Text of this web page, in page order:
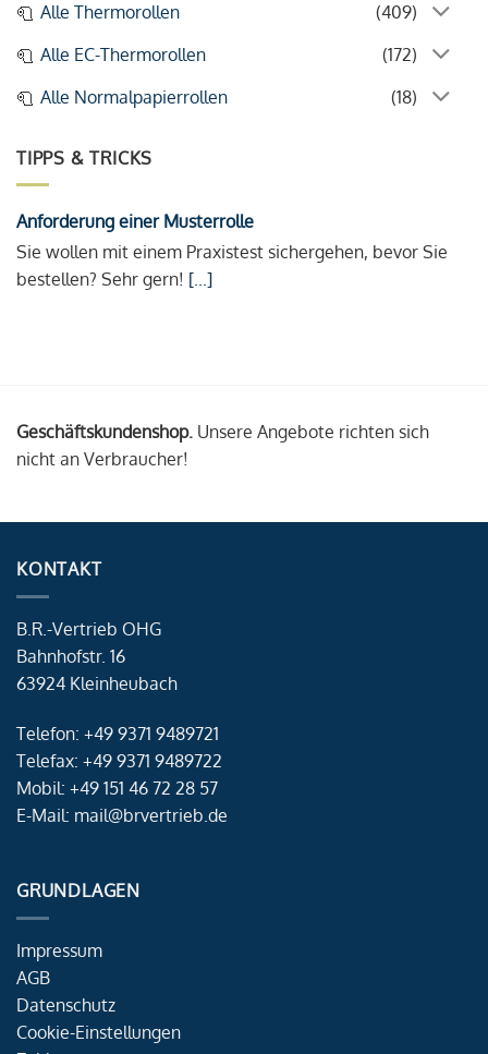
Alle Thermorollen
(409)
Alle EC-Thermorollen
(172)
Alle Normalpapierrollen
(18)
TIPPS & TRICKS
Anforderung einer Musterrolle
Sie wollen mit einem Praxistest sichergehen, bevor Sie
bestellen? Sehr gern! [...]
Geschäftskundenshop. Unsere Angebote richten sich
nicht an Verbraucher!
KONTAKT
B.R.-Vertrieb OHG
Bahnhofstr. 16
63924 Kleinheubach
Telefon: +49 9371 9489721
Telefax: +49 9371 9489722
Mobil: +49 151 46 72 28 57
E-Mail: mail@brvertrieb.de
GRUNDLAGEN
Impressum
AGB
Datenschutz
Cookie-Einstellungen